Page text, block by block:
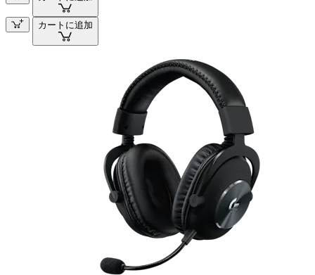
カートに追加